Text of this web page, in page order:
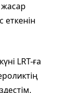
еткенін
LRT-ға